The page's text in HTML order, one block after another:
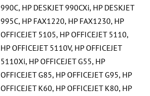
990C, HP DESKJET 990CXi, HP DESKJET
995C, HP FAX1220, HP FAX1230, HP
OFFICEJET 5105, HP OFFICEJET 5110,
HP OFFICEJET 5110V, HP OFFICEJET
5110Xi, HP OFFICEJET G55, HP
OFFICEJET G85, HP OFFICEJET G95, HP
OFFICEJET K60, HP OFFICEJET K80, HP